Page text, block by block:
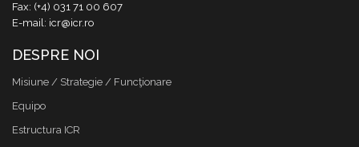
Fax: (+4) 031 71 00 607
E-mail: icr@icr.ro
DESPRE NOI
Misiune / Strategie / Funcţionare
Equipo
Estructura ICR